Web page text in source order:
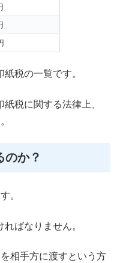
税の一覧です。
税に関する法律上、
のか？
。
ばなりません。
相手方に渡すという方